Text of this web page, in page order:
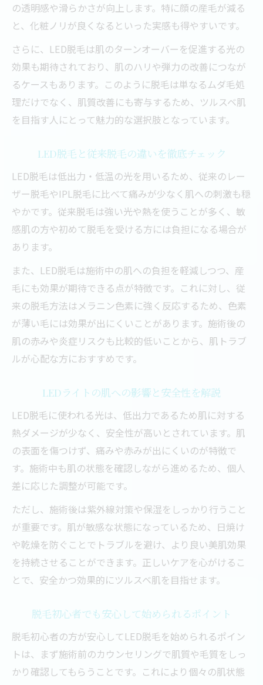
LED脱毛で感じるメリットとデメリット
LEDライトによる肌への優しさと注意点
LEDライト脱毛が肌へ優しい理由
脱毛の安全性とLEDの特徴を知ろう
LED脱毛で注意すべき肌トラブル対策
敏感肌や乾燥肌でも安心な脱毛方法
失敗しない脱毛のタイミングとケア方法
脱毛に適したタイミングと季節選びのコツ
LED脱毛で美肌を保つためのケア方法
脱毛前後のスキンケアで肌トラブル防止
失敗しないための脱毛スケジュール管理法
の透明感や滑らかさが向上します。特に顔の産毛が減る
と、化粧ノリが良くなるといった実感も得やすいです。
さらに、LED脱毛は肌のターンオーバーを促進する光の
効果も期待されており、肌のハリや弾力の改善につなが
るケースもあります。このように脱毛は単なるムダ毛処
理だけでなく、肌質改善にも寄与するため、ツルスベ肌
を目指す人にとって魅力的な選択肢となっています。
LED脱毛と従来脱毛の違いを徹底チェック
LED脱毛は低出力・低温の光を用いるため、従来のレー
ザー脱毛やIPL脱毛に比べて痛みが少なく肌への刺激も穏
やかです。従来脱毛は強い光や熱を使うことが多く、敏
感肌の方や初めて脱毛を受ける方には負担になる場合が
あります。
また、LED脱毛は施術中の肌への負担を軽減しつつ、産
毛にも効果が期待できる点が特徴です。これに対し、従
来の脱毛方法はメラニン色素に強く反応するため、色素
が薄い毛には効果が出にくいことがあります。施術後の
肌の赤みや炎症リスクも比較的低いことから、肌トラブ
ルが心配な方におすすめです。
LEDライトの肌への影響と安全性を解説
LED脱毛に使われる光は、低出力であるため肌に対する
熱ダメージが少なく、安全性が高いとされています。肌
の表面を傷つけず、痛みや赤みが出にくいのが特徴で
す。施術中も肌の状態を確認しながら進めるため、個人
差に応じた調整が可能です。
ただし、施術後は紫外線対策や保湿をしっかり行うこと
が重要です。肌が敏感な状態になっているため、日焼け
や乾燥を防ぐことでトラブルを避け、より良い美肌効果
を持続させることができます。正しいケアを心がけるこ
とで、安全かつ効果的にツルスベ肌を目指せます。
脱毛初心者でも安心して始められるポイント
脱毛初心者の方が安心してLED脱毛を始められるポイン
トは、まず施術前のカウンセリングで肌質や毛質をしっ
かり確認してもらうことです。これにより個々の肌状態